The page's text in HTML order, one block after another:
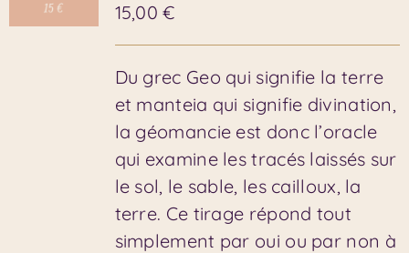
15,00€
Du grec Geo qui signifie la terre
et manteia qui signifie divination,
la géomancie est donc l’oracle
qui examine les tracés laissés sur
le sol, le sable, les cailloux, la
terre. Ce tirage répond tout
simplement par oui ou par non à